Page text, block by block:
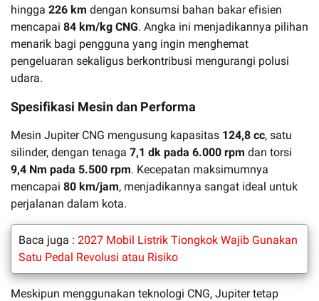
hingga 226 km dengan konsumsi bahan bakar efisien
mencapai 84 km/kg CNG. Angka ini menjadikannya pilihan
menarik bagi pengguna yang ingin menghemat
pengeluaran sekaligus berkontribusi mengurangi polusi
udara.
Spesifikasi Mesin dan Performa
Mesin Jupiter CNG mengusung kapasitas 124,8 cc, satu
silinder, dengan tenaga 7,1 dk pada 6.000 rpm dan torsi
9,4 Nm pada 5.500 rpm. Kecepatan maksimumnya
mencapai 80 km/jam, menjadikannya sangat ideal untuk
perjalanan dalam kota.
Baca juga : 2027 Mobil Listrik Tiongkok Wajib Gunakan
Satu Pedal Revolusi atau Risiko
Meskipun menggunakan teknologi CNG, Jupiter tetap